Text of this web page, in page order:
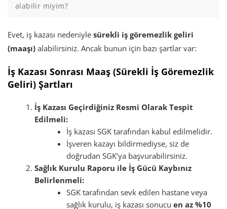
alabilir miyim?
Evet, iş kazası nedeniyle sürekli iş göremezlik geliri
(maaşı) alabilirsiniz. Ancak bunun için bazı şartlar var:
İş Kazası Sonrası Maaş (Sürekli İş Göremezlik
Geliri) Şartları
İş Kazası Geçirdiğiniz Resmi Olarak Tespit
Edilmeli:
İş kazası SGK tarafından kabul edilmelidir.
İşveren kazayı bildirmediyse, siz de
doğrudan SGK’ya başvurabilirsiniz.
Sağlık Kurulu Raporu ile İş Gücü Kaybınız
Belirlenmeli:
SGK tarafından sevk edilen hastane veya
sağlık kurulu, iş kazası sonucu en az %10